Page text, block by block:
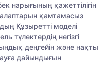
нарығының қажеттілігін
қамтамасыз
Құзыретті моделі
түлектердің негізгі
деңгейін және нақты
дайындығын